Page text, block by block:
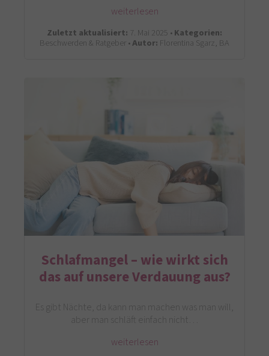
weiterlesen
Zuletzt aktualisiert: 7. Mai 2025 •Kategorien:
Beschwerden & Ratgeber •Autor: Florentina Sgarz, BA
Schlafmangel – wie wirkt sich
das auf unsere Verdauung aus?
Es gibt Nächte, da kann man machen was man will,
aber man schläft einfach nicht…
weiterlesen